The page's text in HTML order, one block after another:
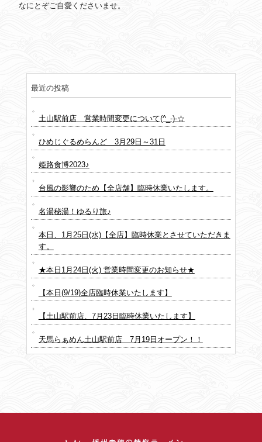
なにとぞご自愛くださいませ。
最近の投稿
土山駅前店 営業時間変更について(^_-)-☆
ひめじぐるめらんど 3月29日～31日
姫路食博2023♪
台風の影響のため【全店舗】臨時休業いたします。
名湯秘湯！ゆるり旅♪
本日、1月25日(水)【全店】臨時休業とさせていただきま
す。
★本日1月24日(火) 営業時間変更のお知らせ★
【本日(9/19)全店臨時休業いたします】
【土山駅前店、7月23日臨時休業いたします】
天馬らぁめん土山駅前店 7月19日オープン！！